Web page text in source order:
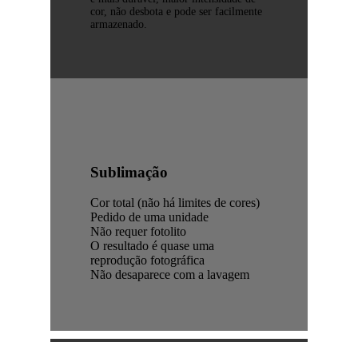
cor, não desbota e pode ser facilmente
armazenado.
Sublimação
Cor total (não há limites de cores)
Pedido de uma unidade
Não requer fotolito
O resultado é quase uma
reprodução fotográfica
Não desaparece com a lavagem